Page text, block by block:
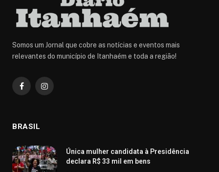
Somos um Jornal que cobre as notícias e eventos mais
relevantes do município de Itanhaém e toda a região!
FacebookInstagram
BRASIL
Única mulher candidata à Presidência
declara R$ 33 mil em bens